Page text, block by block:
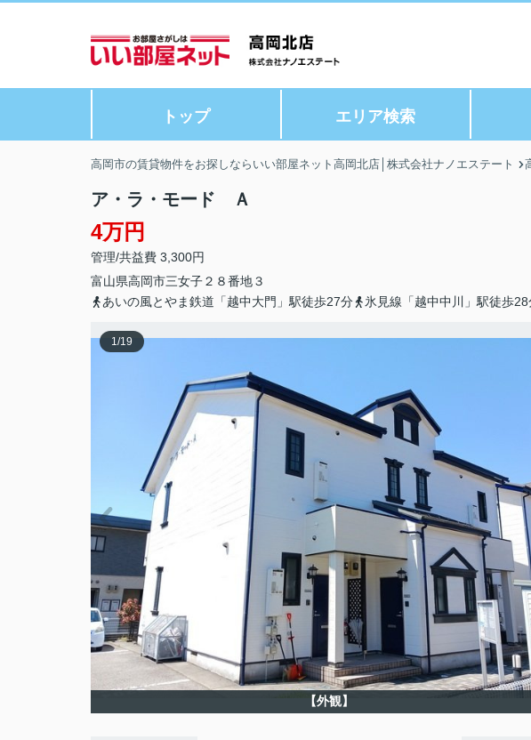
トップ エリア検索
高岡市の賃貸物件をお探しならいい部屋ネット高岡北店│株式会社ナノエステート
ア・ラ・モード Ａ
4万円
管理/共益費 3,300円
富山県高岡市三女子２８番地３
あいの風とやま鉄道「越中大門」駅徒歩27分
氷見線「越中中川」駅徒歩28
1/19
【外観】